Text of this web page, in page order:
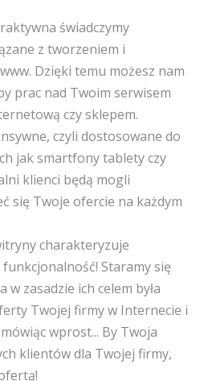
świadczymy
z tworzeniem i
Dzięki temu możesz nam
prac nad Twoim serwisem
czy sklepem.
czyli dostosowane do
jak smartfony tablety czy
klienci będą mogli
się Twoje ofercie na każdym
charakteryzuje
Staramy się
zasadzie ich celem była
Twojej firmy w Internecie i
wprost... By Twoja
klientów dla Twojej firmy,